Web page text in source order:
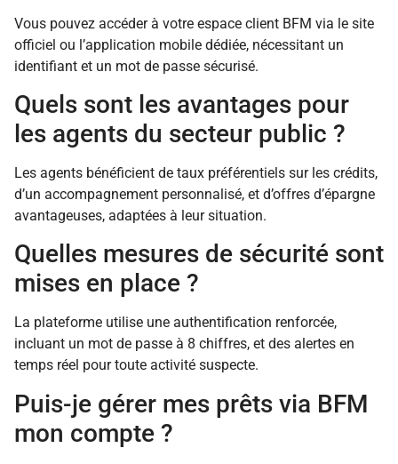
Vous pouvez accéder à votre espace client BFM via le site
officiel ou l’application mobile dédiée, nécessitant un
identifiant et un mot de passe sécurisé.
Quels sont les avantages pour
les agents du secteur public ?
Les agents bénéficient de taux préférentiels sur les crédits,
d’un accompagnement personnalisé, et d’offres d’épargne
avantageuses, adaptées à leur situation.
Quelles mesures de sécurité sont
mises en place ?
La plateforme utilise une authentification renforcée,
incluant un mot de passe à 8 chiffres, et des alertes en
temps réel pour toute activité suspecte.
Puis-je gérer mes prêts via BFM
mon compte ?